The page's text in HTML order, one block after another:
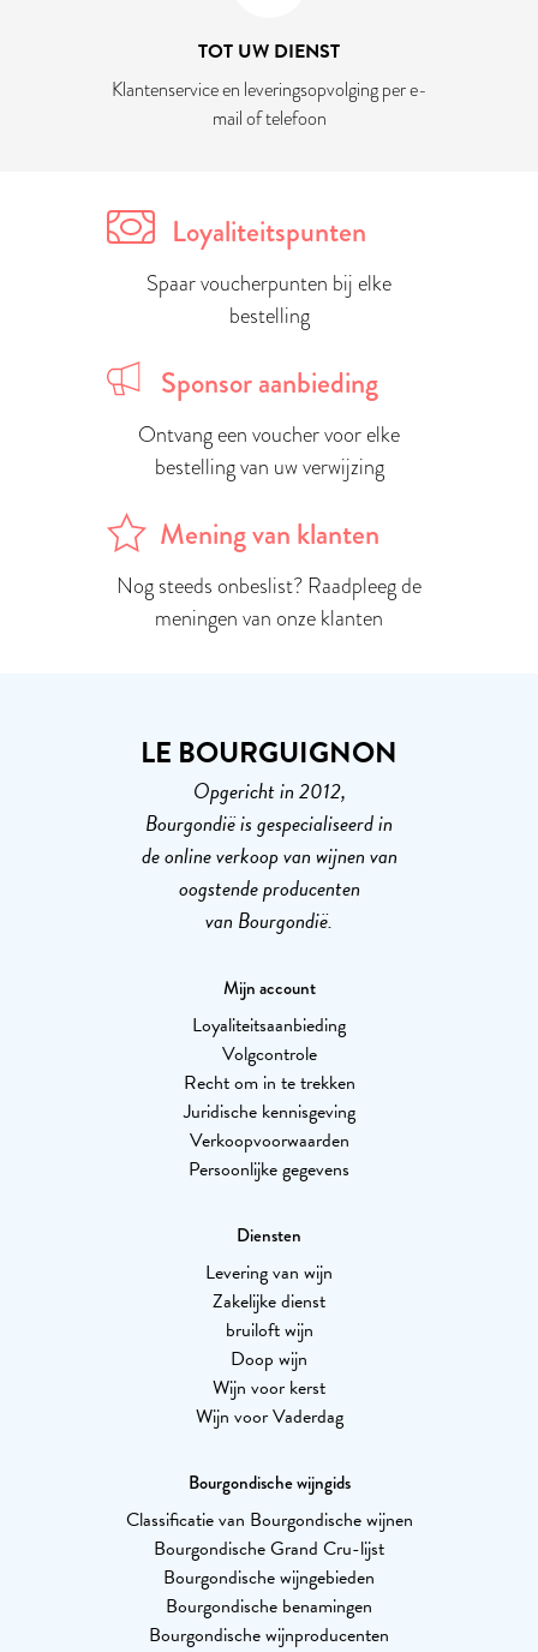
TOT UW DIENST
Klantenservice en leveringsopvolging per e-
mail of telefoon
Loyaliteitspunten
Spaar voucherpunten bij elke
bestelling
Sponsor aanbieding
Ontvang een voucher voor elke
bestelling van uw verwijzing
Mening van klanten
Nog steeds onbeslist? Raadpleeg de
meningen van onze klanten
LE BOURGUIGNON
Opgericht in 2012,
Bourgondië is gespecialiseerd in
de online verkoop van wijnen van
oogstende producenten
van Bourgondië.
Mijn account
Loyaliteitsaanbieding
Volgcontrole
Recht om in te trekken
Juridische kennisgeving
Verkoopvoorwaarden
Persoonlijke gegevens
Diensten
Levering van wijn
Zakelijke dienst
bruiloft wijn
Doop wijn
Wijn voor kerst
Wijn voor Vaderdag
Bourgondische wijngids
Classificatie van Bourgondische wijnen
Bourgondische Grand Cru-lijst
Bourgondische wijngebieden
Bourgondische benamingen
Bourgondische wijnproducenten